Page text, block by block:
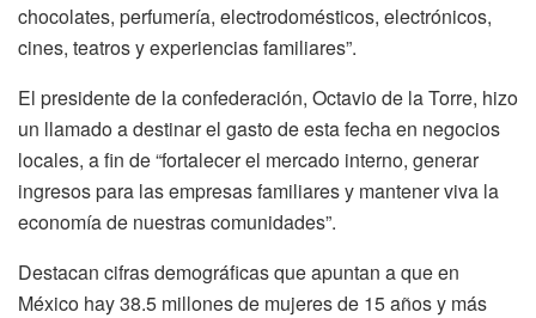
chocolates, perfumería, electrodomésticos, electrónicos,
cines, teatros y experiencias familiares”.
El presidente de la confederación, Octavio de la Torre, hizo
un llamado a destinar el gasto de esta fecha en negocios
locales, a fin de “fortalecer el mercado interno, generar
ingresos para las empresas familiares y mantener viva la
economía de nuestras comunidades”.
Destacan cifras demográficas que apuntan a que en
México hay 38.5 millones de mujeres de 15 años y más